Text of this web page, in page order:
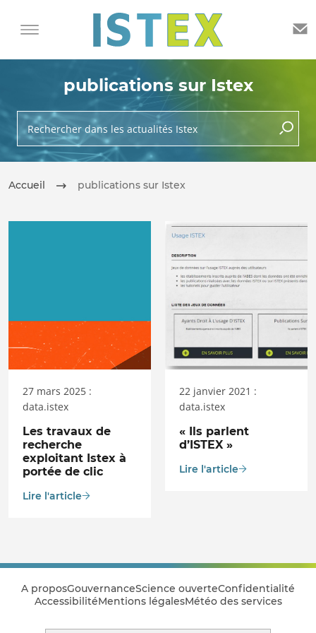
publications sur Istex
Rechercher dans les actualités Istex
lancer
Accueil publications sur Istex
27 mars 2025 :
data.istex
Les travaux de
recherche
exploitant Istex à
portée de clic
Lire l'article
22 janvier 2021 :
data.istex
« Ils parlent
d’ISTEX »
Lire l'article
A proposGouvernanceScience ouverteConfidentialité
AccessibilitéMentions légalesMétéo des services